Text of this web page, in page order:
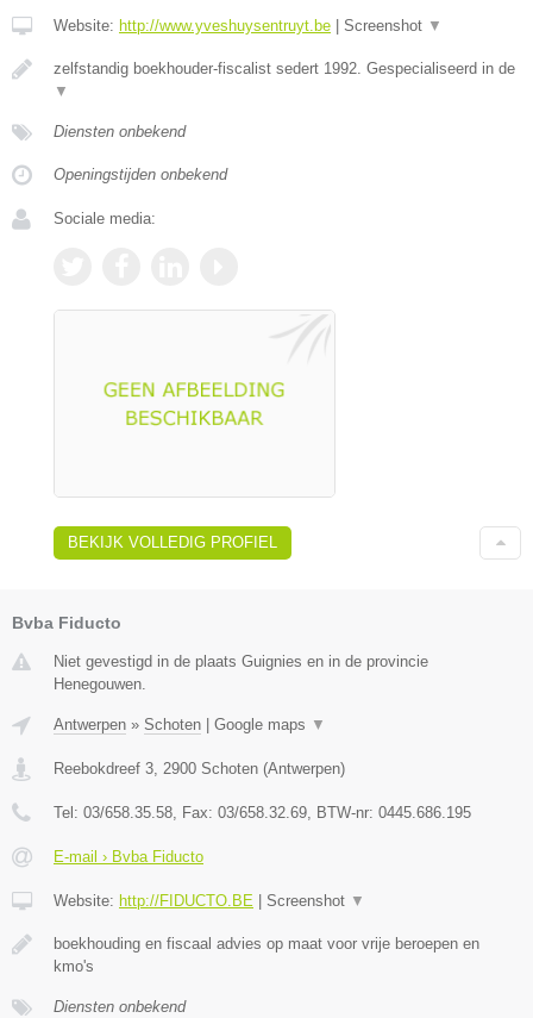
Website: http://www.yveshuysentruyt.be | Screenshot ▼
zelfstandig boekhouder-fiscalist sedert 1992. Gespecialiseerd in de
▼
Diensten onbekend
Openingstijden onbekend
Sociale media:
BEKIJK VOLLEDIG PROFIEL
Bvba Fiducto
Niet gevestigd in de plaats Guignies en in de provincie
Henegouwen.
Antwerpen » Schoten Google maps ▼
Reebokdreef 3, 2900 Schoten (Antwerpen)
Tel: 03/658.35.58, Fax: 03/658.32.69, BTW-nr: 0445.686.195
E-mail › Bvba Fiducto
Website: http://FIDUCTO.BE Screenshot ▼
boekhouding en fiscaal advies op maat voor vrije beroepen en
kmo's
Diensten onbekend